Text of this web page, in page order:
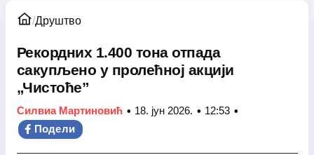
/Друштво
Рекордних 1.400 тона отпада
сакупљено у пролећној акцији
„Чистоће”
Силвиа Мартиновић • 18. јун 2026. • 12:53 •
Подели